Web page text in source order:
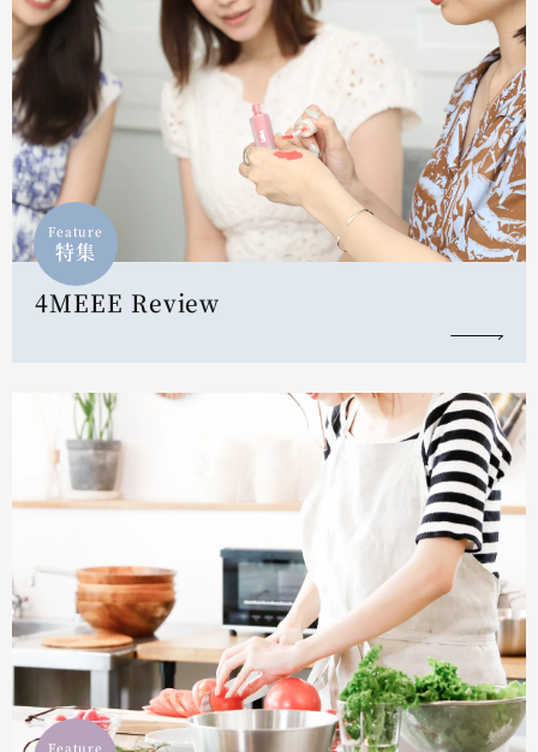
Feature
特集
4MEEE Review
Feature